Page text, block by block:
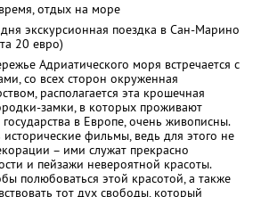
отдых на море
экскурсионная поездка в Сан-Марино
20 евро)
Адриатического моря встречается с
со всех сторон окруженная
располагается эта крошечная
замки, в которых проживают
в Европе, очень живописны.
фильмы, ведь для этого не
– ими служат прекрасно
и пейзажи невероятной красоты.
полюбоваться этой красотой, а также
тот дух свободы, который